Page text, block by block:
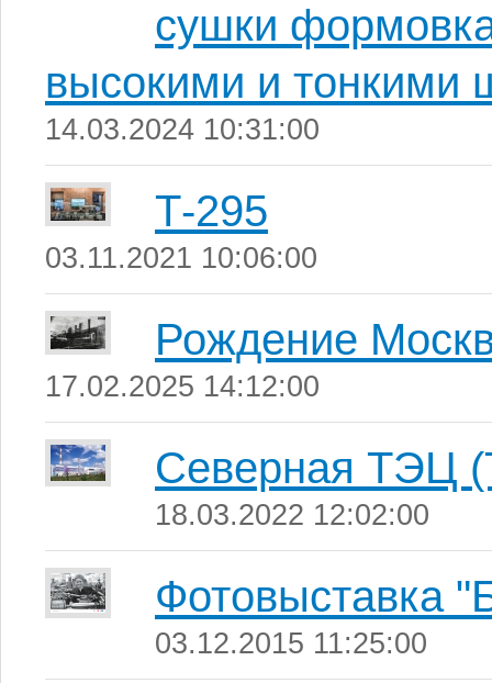
сушки
высокими и тонкими
14.03.2024 10:31:00
Т-295
03.11.2021 10:06:00
Рождение
17.02.2025 14:12:00
Северная ТЭЦ
18.03.2022 12:02:00
Фотовыставка
03.12.2015 11:25:00